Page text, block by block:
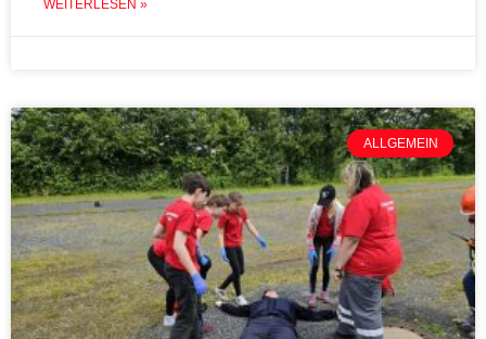
WEITERLESEN »
ALLGEMEIN